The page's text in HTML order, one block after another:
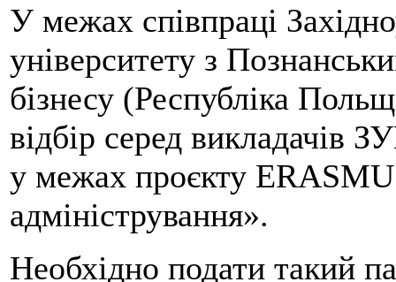
У межах співпраці
університету з
бізнесу (Республіка
відбір серед викладачів
у межах проєкту
адміністрування».
Необхідно подати такий